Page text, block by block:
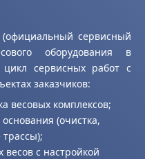
сервисный
оборудования в
сервисных работ с
заказчиков:
весовых комплексов;
(очистка,
с настройкой